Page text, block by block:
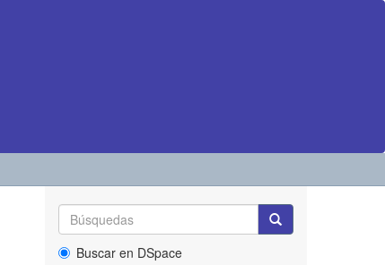
Buscar en DSpace